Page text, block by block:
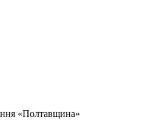
«Полтавщина»